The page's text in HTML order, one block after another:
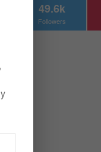
49.6k
Followers